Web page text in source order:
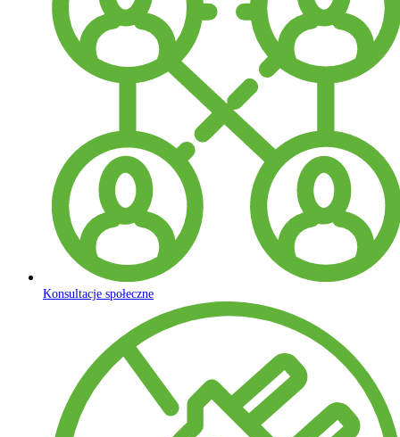
Konsultacje społeczne